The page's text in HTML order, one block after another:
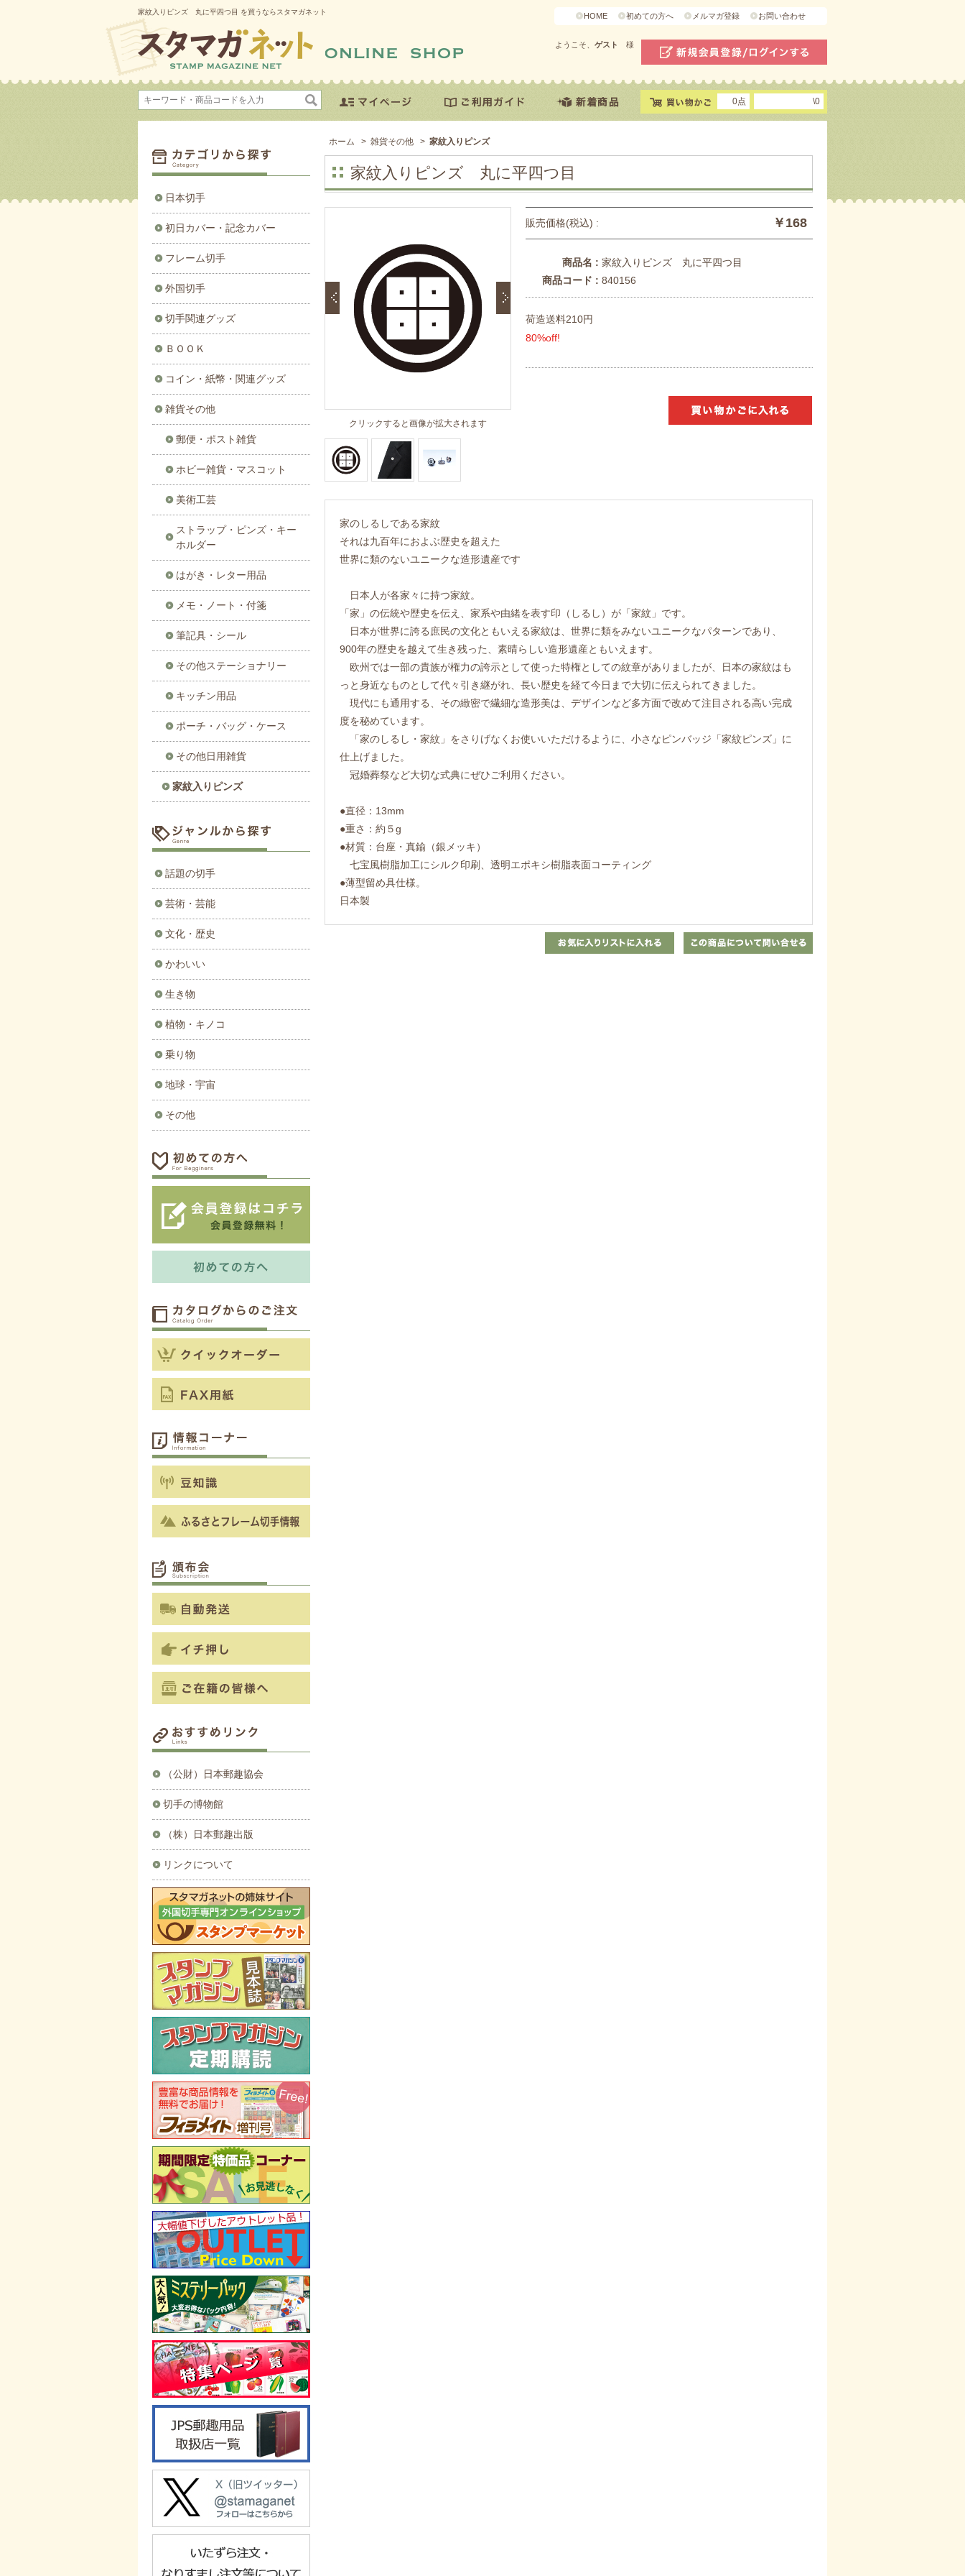
家紋入りピンズ 丸に平四つ目 を買うならスタマガネット HOME 初めての方へ メルマガ登録 お問い合わせ
ようこそ、 ゲスト 様
0点 \0
ホーム > 雑貨その他 > 家紋入りピンズ
家紋入りピンズ 丸に平四つ目
クリックすると画像が拡大されます
販売価格(税込) : ￥168
商品名 : 家紋入りピンズ 丸に平四つ目
商品コード : 840156
荷造送料210円
80%off!
家のしるしである家紋
それは九百年におよぶ歴史を超えた
世界に類のないユニークな造形遺産です
日本人が各家々に持つ家紋。
「家」の伝統や歴史を伝え、家系や由緒を表す印（しるし）が「家紋」です。
日本が世界に誇る庶民の文化ともいえる家紋は、世界に類をみないユニークなパターンであり、
900年の歴史を越えて生き残った、素晴らしい造形遺産ともいえます。
欧州では一部の貴族が権力の誇示として使った特権としての紋章がありましたが、日本の家紋はも
っと身近なものとして代々引き継がれ、長い歴史を経て今日まで大切に伝えられてきました。
現代にも通用する、その緻密で繊細な造形美は、デザインなど多方面で改めて注目される高い完成
度を秘めています。
「家のしるし・家紋」をさりげなくお使いいただけるように、小さなピンバッジ「家紋ピンズ」に
仕上げました。
冠婚葬祭など大切な式典にぜひご利用ください。
●直径：13mm
●重さ：約５g
●材質：台座・真鍮（銀メッキ）
七宝風樹脂加工にシルク印刷、透明エポキシ樹脂表面コーティング
●薄型留め具仕様。
日本製
日本切手
初日カバー・記念カバー
フレーム切手
外国切手
切手関連グッズ
ＢＯＯＫ
コイン・紙幣・関連グッズ
雑貨その他
郵便・ポスト雑貨
ホビー雑貨・マスコット
美術工芸
ストラップ・ピンズ・キー
ホルダー
はがき・レター用品
メモ・ノート・付箋
筆記具・シール
その他ステーショナリー
キッチン用品
ポーチ・バッグ・ケース
その他日用雑貨
家紋入りピンズ
話題の切手
芸術・芸能
文化・歴史
かわいい
生き物
植物・キノコ
乗り物
地球・宇宙
その他
（公財）日本郵趣協会
切手の博物館
（株）日本郵趣出版
リンクについて